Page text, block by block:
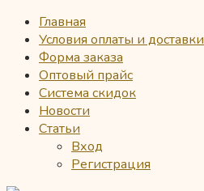
Главная
Условия оплаты и доставки
Форма заказа
Оптовый прайс
Система скидок
Новости
Статьи
Вход
Регистрация